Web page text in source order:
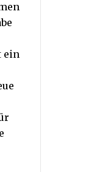
ein